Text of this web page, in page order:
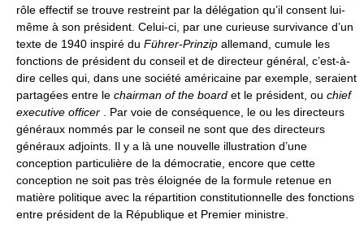
rôle effectif se trouve restreint par la délégation qu’il consent lui-
même à son président. Celui-ci, par une curieuse survivance d’un
texte de 1940 inspiré du Führer-Prinzip allemand, cumule les
fonctions de président du conseil et de directeur général, c’est-à-
dire celles qui, dans une société américaine par exemple, seraient
partagées entre le chairman of the board et le président, ou chief
executive officer . Par voie de conséquence, le ou les directeurs
généraux nommés par le conseil ne sont que des directeurs
généraux adjoints. Il y a là une nouvelle illustration d’une
conception particulière de la démocratie, encore que cette
conception ne soit pas très éloignée de la formule retenue en
matière politique avec la répartition constitutionnelle des fonctions
entre président de la République et Premier ministre.